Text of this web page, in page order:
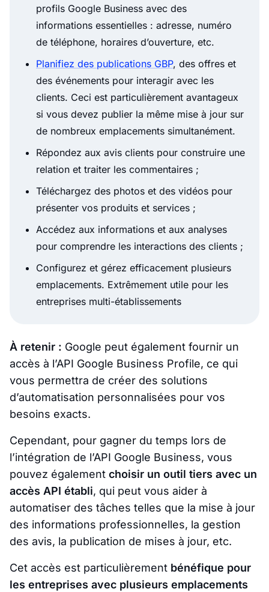
profils Google Business avec des
informations essentielles : adresse, numéro
de téléphone, horaires d’ouverture, etc.
Planifiez des publications GBP, des offres et
des événements pour interagir avec les
clients. Ceci est particulièrement avantageux
si vous devez publier la même mise à jour sur
de nombreux emplacements simultanément.
Répondez aux avis clients pour construire une
relation et traiter les commentaires ;
Téléchargez des photos et des vidéos pour
présenter vos produits et services ;
Accédez aux informations et aux analyses
pour comprendre les interactions des clients ;
Configurez et gérez efficacement plusieurs
emplacements. Extrêmement utile pour les
entreprises multi-établissements
À retenir : Google peut également fournir un
accès à l’API Google Business Profile, ce qui
vous permettra de créer des solutions
d’automatisation personnalisées pour vos
besoins exacts.
Cependant, pour gagner du temps lors de
l’intégration de l’API Google Business, vous
pouvez également choisir un outil tiers avec un
accès API établi, qui peut vous aider à
automatiser des tâches telles que la mise à jour
des informations professionnelles, la gestion
des avis, la publication de mises à jour, etc.
Cet accès est particulièrement bénéfique pour
les entreprises avec plusieurs emplacements